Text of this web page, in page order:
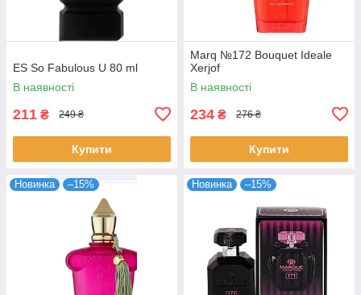
ES So Fabulous U 80 ml
В наявності
211 ₴ 249 ₴
Купити
Marq №172 Bouquet Ideale
Xerjof
В наявності
234 ₴ 276 ₴
Купити
Новинка –15% Новинка –15%